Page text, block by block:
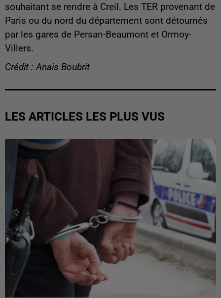
souhaitant se rendre à Creil. Les TER provenant de
Paris ou du nord du département sont détournés
par les gares de Persan-Beaumont et Ormoy-
Villers.
Crédit : Anais Boubrit
LES ARTICLES LES PLUS VUS